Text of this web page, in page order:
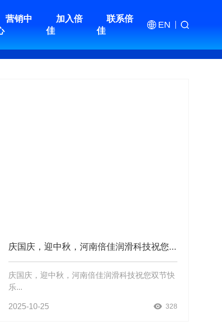
EN
营销中
加入倍
佳
联系倍
佳
庆国庆，迎中秋，河南倍佳润滑科技祝您...
庆国庆，迎中秋，河南倍佳润滑科技祝您双节快
乐...
2025-10-25 328